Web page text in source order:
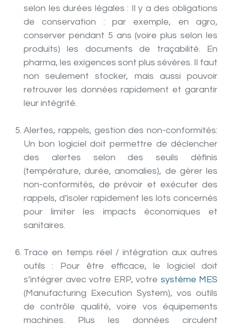
selon les durées légales: Il y a des obligations
de conservation : par exemple, en agro,
conserver pendant 5 ans (voire plus selon les
produits) les documents de traçabilité. En
pharma, les exigences sont plus sévères. Il faut
non seulement stocker, mais aussi pouvoir
retrouver les données rapidement et garantir
leur intégrité.
Alertes, rappels, gestion des non-conformités:
Un bon logiciel doit permettre de déclencher
des alertes selon des seuils définis
(température, durée, anomalies), de gérer les
non-conformités, de prévoir et exécuter des
rappels, d’isoler rapidement les lots concernés
pour limiter les impacts économiques et
sanitaires.
Trace en temps réel / intégration aux autres
outils : Pour être efficace, le logiciel doit
s’intégrer avec votre ERP, votre système MES
(Manufacturing Execution System), vos outils
de contrôle qualité, voire vos équipements
machines. Plus les données circulent